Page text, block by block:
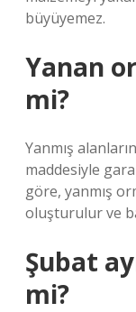
büyüyemez.
Yanan
mi?
Yanmış
maddesiyle
göre, yanmış
oluşturulur ve
Şubat
mi?